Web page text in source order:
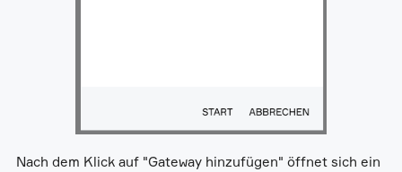
Nach dem Klick auf "Gateway hinzufügen" öffnet sich ein